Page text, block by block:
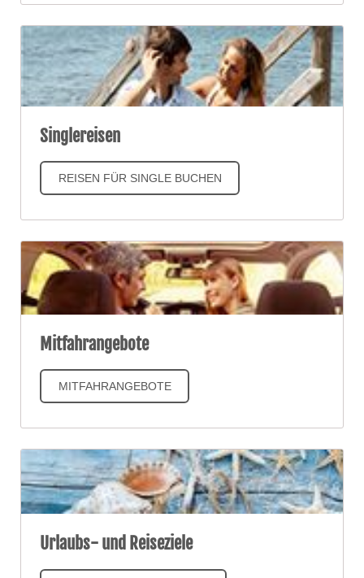
Singlereisen
REISEN FÜR SINGLE BUCHEN
Mitfahrangebote
MITFAHRANGEBOTE
Urlaubs- und Reiseziele